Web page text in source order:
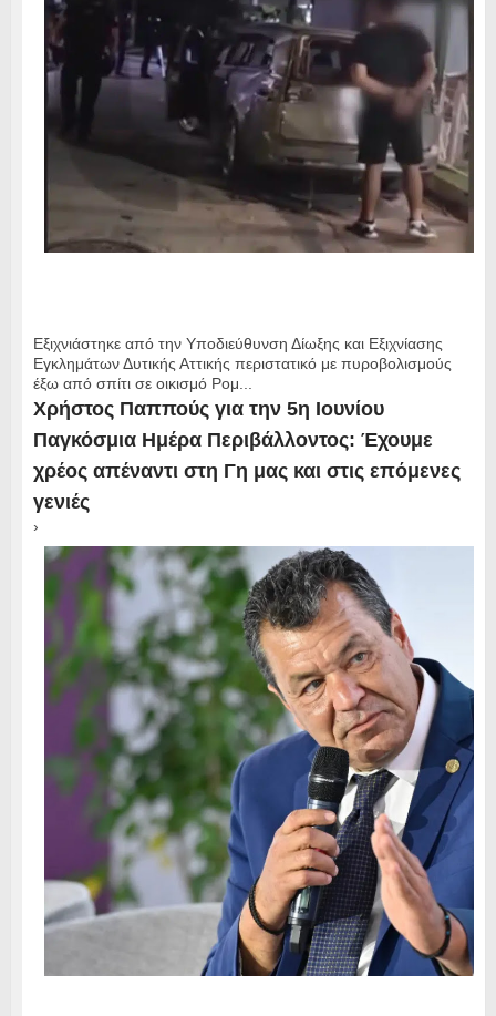
Εξιχνιάστηκε από την Υποδιεύθυνση Δίωξης και Εξιχνίασης
Εγκλημάτων Δυτικής Αττικής περιστατικό με πυροβολισμούς
έξω από σπίτι σε οικισμό Ρομ...
Χρήστος Παππούς για την 5η Ιουνίου
Παγκόσμια Ημέρα Περιβάλλοντος: Έχουμε
χρέος απέναντι στη Γη μας και στις επόμενες
γενιές
›